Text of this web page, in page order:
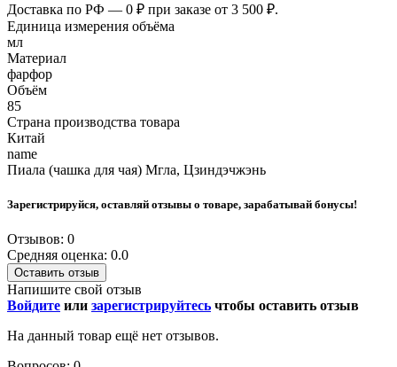
Доставка по РФ — 0 ₽ при заказе от 3 500 ₽.
Единица измерения объёма
мл
Материал
фарфор
Объём
85
Страна производства товара
Китай
name
Пиала (чашка для чая) Мгла, Цзиндэчжэнь
Зарегистрируйся, оставляй отзывы о товаре, зарабатывай бонусы!
Отзывов: 0
Средняя оценка: 0.0
Оставить отзыв
Напишите свой отзыв
Войдите или зарегистрируйтесь чтобы оставить отзыв
На данный товар ещё нет отзывов.